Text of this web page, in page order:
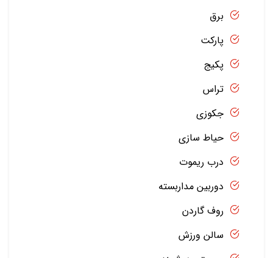
برق
پارکت
پکیج
تراس
جکوزی
حیاط سازی
درب ریموت
دوربین مداربسته
روف گاردن
سالن ورزش